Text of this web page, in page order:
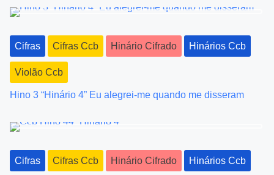
v
i
g
a
i
o
Cifras Cifras Ccb Hinário Cifrado Hinários Ccb
Violão Ccb
Hino 3 “Hinário 4” Eu alegrei-me quando me disseram
Cifras Cifras Ccb Hinário Cifrado Hinários Ccb